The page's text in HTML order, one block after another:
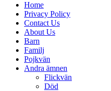
Home
Privacy Policy
Contact Us
About Us
Barn
Familj
Pojkvän
Andra ämnen
Flickvän
Död